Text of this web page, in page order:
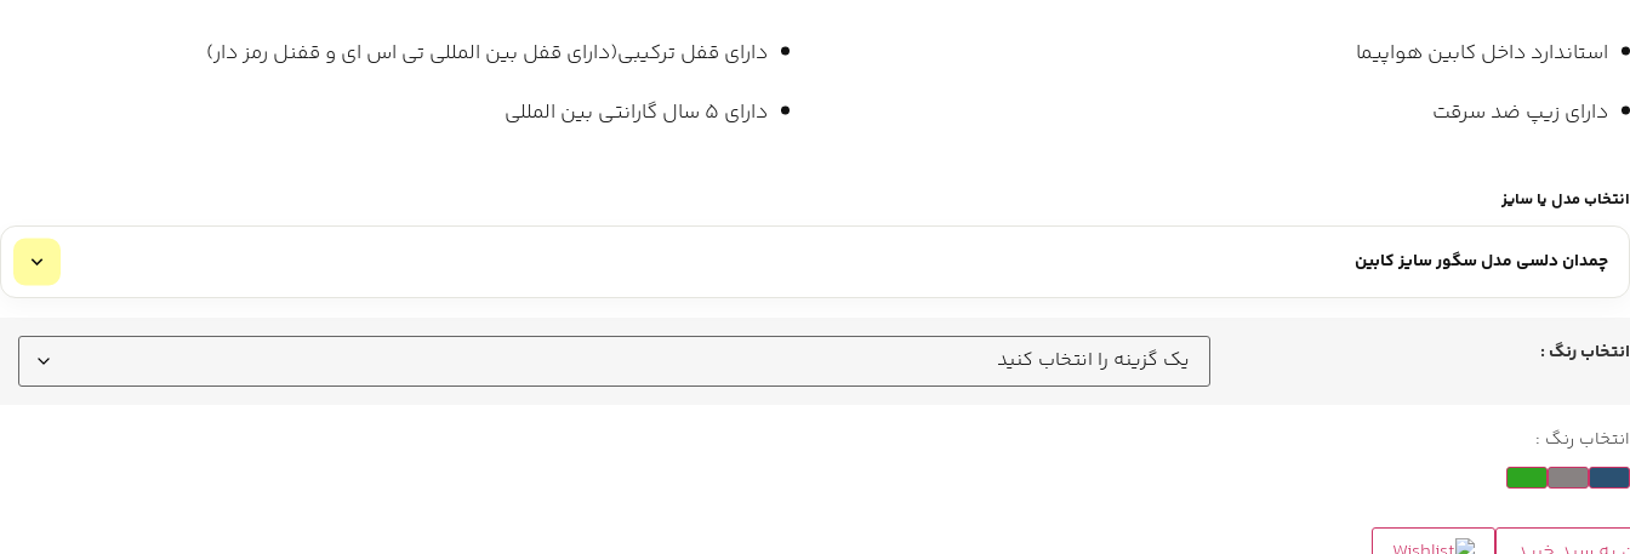
استاندارد داخل کابین هواپیما
دارای قفل ترکیبی(دارای قفل بین المللی تی اس ای و قفنل رمز دار)
دارای زیپ ضد سرقت
دارای ۵ سال گارانتی بین المللی
انتخاب مدل یا سایز
انتخاب رنگ :
انتخاب رنگ :